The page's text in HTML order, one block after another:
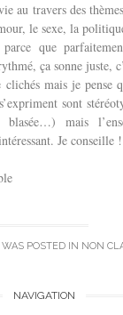
au travers des
le sexe, la
parce que
ça sonne juste,
mais je pense
sont
mais
Je conseille !
POSTED IN NON
NAVIGATION